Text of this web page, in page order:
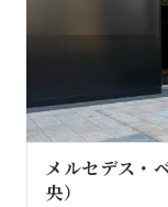
メルセデス・
央）